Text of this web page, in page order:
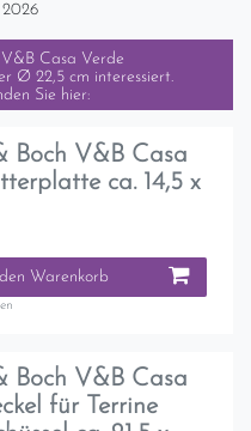
Casa Verde
Ø 22,5 cm interessiert.
Sie hier:
Boch V&B Casa
ca. 14,5 x
den Warenkorb
Boch V&B Casa
für Terrine